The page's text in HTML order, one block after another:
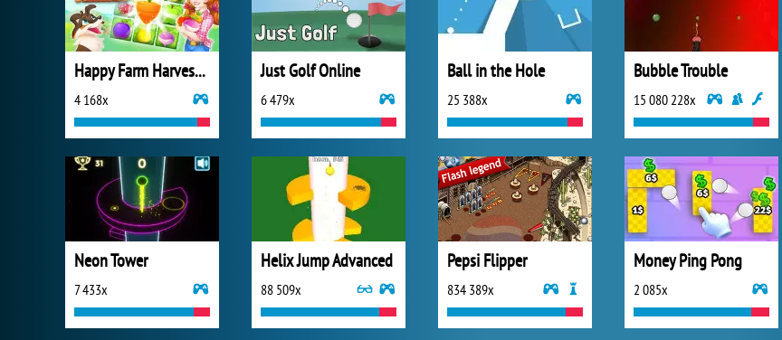
Happy Farm Harvest Blast
4 168x
Just Golf Online
6 479x
Ball in the Hole
25 388x
Bubble Trouble
15 080 228x
Neon Tower
7 433x
Helix Jump Advanced
88 509x
Pepsi Flipper
834 389x
Money Ping Pong
2 085x